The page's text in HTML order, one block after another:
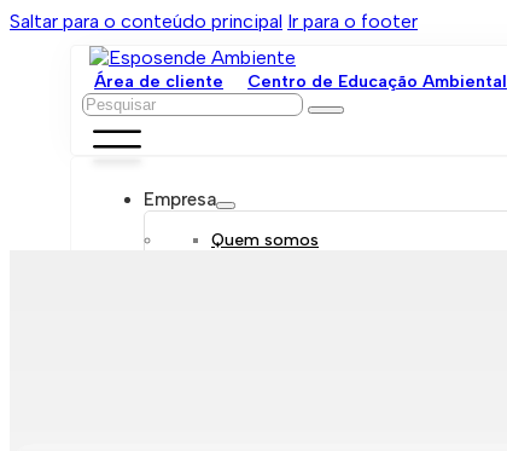
Saltar para o conteúdo principal Ir para o footer
Área de cliente Centro de Educação Ambiental
Pesquisar
Empresa
Quem somos